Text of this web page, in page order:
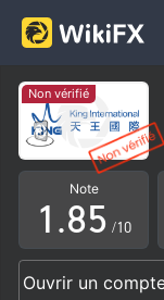
Non vérifié
Note
0
1
2
.
4
5
6
7
8
9
1
2
3
4
5
6
/10
Ouvrir un